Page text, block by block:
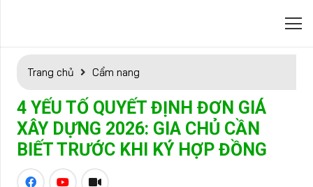
Trang chủ Cẩm nang
4 YẾU TỐ QUYẾT ĐỊNH ĐƠN GIÁ
XÂY DỰNG 2026: GIA CHỦ CẦN
BIẾT TRƯỚC KHI KÝ HỢP ĐỒNG